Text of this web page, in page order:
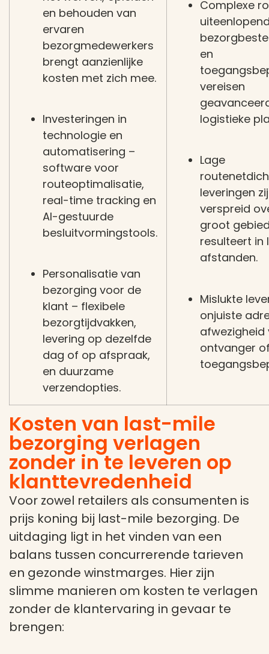
en behouden van
ervaren
bezorgmedewerkers
brengt aanzienlijke
kosten met zich mee.
Investeringen in
technologie en
automatisering –
software voor
routeoptimalisatie,
real-time tracking en
AI-gestuurde
besluitvormingstools.
Personalisatie van
bezorging voor de
klant – flexibele
bezorgtijdvakken,
levering op dezelfde
dag of op afspraak,
en duurzame
verzendopties.
Complexe
en
vereisen
logistieke
Lage
leveringen
verspreid
groot
resulteert in
afstanden.
Mislukte
onjuiste
afwezigheid
ontvanger
Kosten van last-mile
bezorging verlagen
zonder in te leveren op
klanttevredenheid
Voor zowel retailers als consumenten is
prijs koning bij last-mile bezorging. De
uitdaging ligt in het vinden van een
balans tussen concurrerende tarieven
en gezonde winstmarges. Hier zijn
slimme manieren om kosten te verlagen
zonder de klantervaring in gevaar te
brengen: